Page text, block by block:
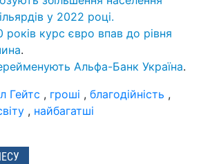
у 2022 році.
курс євро впав до рівня
.
Альфа-Банк Україна.
Гейтс , гроші , благодійність ,
, найбагатші